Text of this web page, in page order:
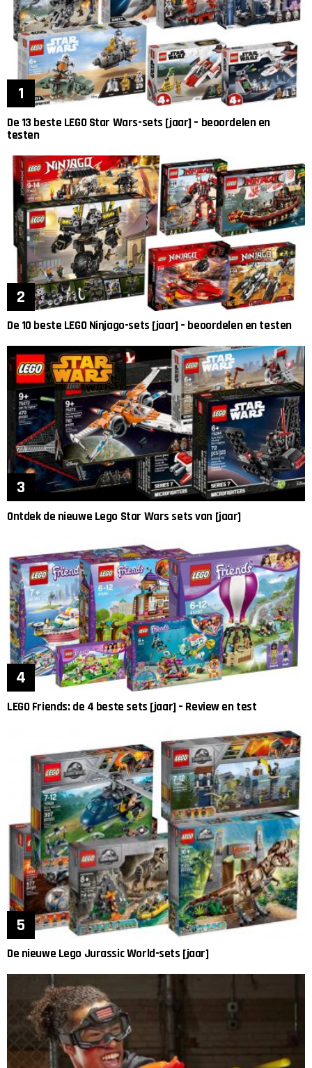
De 13 beste LEGO Star Wars-sets [jaar] – beoordelen en
testen
De 10 beste LEGO Ninjago-sets [jaar] – beoordelen en testen
Ontdek de nieuwe Lego Star Wars sets van [jaar]
LEGO Friends: de 4 beste sets [jaar] – Review en test
De nieuwe Lego Jurassic World-sets [jaar]